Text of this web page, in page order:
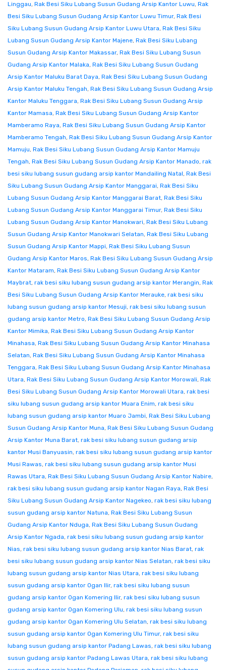
Linggau, Rak Besi Siku Lubang Susun Gudang Arsip Kantor Luwu, Rak
Besi Siku Lubang Susun Gudang Arsip Kantor Luwu Timur, Rak Besi
Siku Lubang Susun Gudang Arsip Kantor Luwu Utara, Rak Besi Siku
Lubang Susun Gudang Arsip Kantor Majene, Rak Besi Siku Lubang
Susun Gudang Arsip Kantor Makassar, Rak Besi Siku Lubang Susun
Gudang Arsip Kantor Malaka, Rak Besi Siku Lubang Susun Gudang
Arsip Kantor Maluku Barat Daya, Rak Besi Siku Lubang Susun Gudang
Arsip Kantor Maluku Tengah, Rak Besi Siku Lubang Susun Gudang Arsip
Kantor Maluku Tenggara, Rak Besi Siku Lubang Susun Gudang Arsip
Kantor Mamasa, Rak Besi Siku Lubang Susun Gudang Arsip Kantor
Mamberamo Raya, Rak Besi Siku Lubang Susun Gudang Arsip Kantor
Mamberamo Tengah, Rak Besi Siku Lubang Susun Gudang Arsip Kantor
Mamuju, Rak Besi Siku Lubang Susun Gudang Arsip Kantor Mamuju
Tengah, Rak Besi Siku Lubang Susun Gudang Arsip Kantor Manado, rak
besi siku lubang susun gudang arsip kantor Mandailing Natal, Rak Besi
Siku Lubang Susun Gudang Arsip Kantor Manggarai, Rak Besi Siku
Lubang Susun Gudang Arsip Kantor Manggarai Barat, Rak Besi Siku
Lubang Susun Gudang Arsip Kantor Manggarai Timur, Rak Besi Siku
Lubang Susun Gudang Arsip Kantor Manokwari, Rak Besi Siku Lubang
Susun Gudang Arsip Kantor Manokwari Selatan, Rak Besi Siku Lubang
Susun Gudang Arsip Kantor Mappi, Rak Besi Siku Lubang Susun
Gudang Arsip Kantor Maros, Rak Besi Siku Lubang Susun Gudang Arsip
Kantor Mataram, Rak Besi Siku Lubang Susun Gudang Arsip Kantor
Maybrat, rak besi siku lubang susun gudang arsip kantor Merangin, Rak
Besi Siku Lubang Susun Gudang Arsip Kantor Merauke, rak besi siku
lubang susun gudang arsip kantor Mesuji, rak besi siku lubang susun
gudang arsip kantor Metro, Rak Besi Siku Lubang Susun Gudang Arsip
Kantor Mimika, Rak Besi Siku Lubang Susun Gudang Arsip Kantor
Minahasa, Rak Besi Siku Lubang Susun Gudang Arsip Kantor Minahasa
Selatan, Rak Besi Siku Lubang Susun Gudang Arsip Kantor Minahasa
Tenggara, Rak Besi Siku Lubang Susun Gudang Arsip Kantor Minahasa
Utara, Rak Besi Siku Lubang Susun Gudang Arsip Kantor Morowali, Rak
Besi Siku Lubang Susun Gudang Arsip Kantor Morowali Utara, rak besi
siku lubang susun gudang arsip kantor Muara Enim, rak besi siku
lubang susun gudang arsip kantor Muaro Jambi, Rak Besi Siku Lubang
Susun Gudang Arsip Kantor Muna, Rak Besi Siku Lubang Susun Gudang
Arsip Kantor Muna Barat, rak besi siku lubang susun gudang arsip
kantor Musi Banyuasin, rak besi siku lubang susun gudang arsip kantor
Musi Rawas, rak besi siku lubang susun gudang arsip kantor Musi
Rawas Utara, Rak Besi Siku Lubang Susun Gudang Arsip Kantor Nabire,
rak besi siku lubang susun gudang arsip kantor Nagan Raya, Rak Besi
Siku Lubang Susun Gudang Arsip Kantor Nagekeo, rak besi siku lubang
susun gudang arsip kantor Natuna, Rak Besi Siku Lubang Susun
Gudang Arsip Kantor Nduga, Rak Besi Siku Lubang Susun Gudang
Arsip Kantor Ngada, rak besi siku lubang susun gudang arsip kantor
Nias, rak besi siku lubang susun gudang arsip kantor Nias Barat, rak
besi siku lubang susun gudang arsip kantor Nias Selatan, rak besi siku
lubang susun gudang arsip kantor Nias Utara, rak besi siku lubang
susun gudang arsip kantor Ogan Ilir, rak besi siku lubang susun
gudang arsip kantor Ogan Komering Ilir, rak besi siku lubang susun
gudang arsip kantor Ogan Komering Ulu, rak besi siku lubang susun
gudang arsip kantor Ogan Komering Ulu Selatan, rak besi siku lubang
susun gudang arsip kantor Ogan Komering Ulu Timur, rak besi siku
lubang susun gudang arsip kantor Padang Lawas, rak besi siku lubang
susun gudang arsip kantor Padang Lawas Utara, rak besi siku lubang